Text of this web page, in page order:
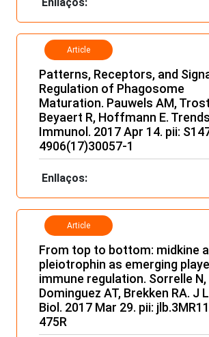
Article
Patterns, Receptors, and
Regulation of Phagosome
Maturation. Pauwels AM,
Beyaert R, Hoffmann E. Trends
Immunol. 2017 Apr 14. pii:
4906(17)30057-1
Enllaços:
Article
From top to bottom: midkine
pleiotrophin as emerging
immune regulation. Sorrelle N,
Dominguez AT, Brekken RA. J
Biol. 2017 Mar 29. pii:
475R